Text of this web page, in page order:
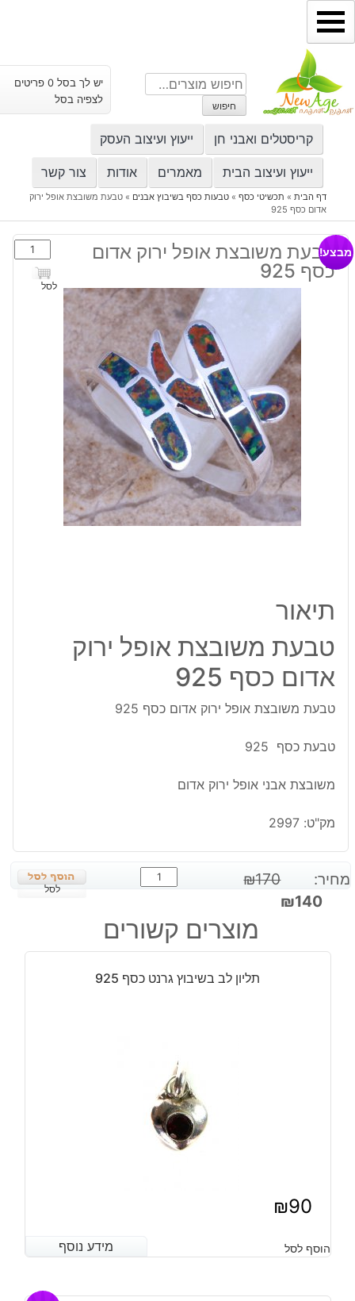
דילוג
לתוכן
חיפוש
עבור:
חיפוש
יש לך בסל 0 פריטים
לצפיה בסל
קריסטלים ואבני חן ייעוץ ועיצוב העסק
ייעוץ ועיצוב הבית מאמרים אודות צור קשר
דף הבית» תכשיטי כסף» טבעות כסף בשיבוץ אבנים » טבעת משובצת אופל ירוק
אדום כסף 925
טבעת משובצת אופל ירוק אדום
כסף 925
כמות
של
טבעת
לסל
מבצע!
תיאור
טבעת משובצת אופל ירוק
אדום כסף 925
טבעת משובצת אופל ירוק אדום כסף 925
טבעת כסף 925
משובצת אבני אופל ירוק אדום
מק"ט: 2997
מחיר: ₪170
המחיר
₪140
המחיר
הנוכחי
הוא:
כמות
של
משובצת
אופל
אדום
לסל
מוצרים קשורים
תליון לב בשיבוץ גרנט כסף 925
₪90
מידע נוסף הוסף לסל מידע נוסף